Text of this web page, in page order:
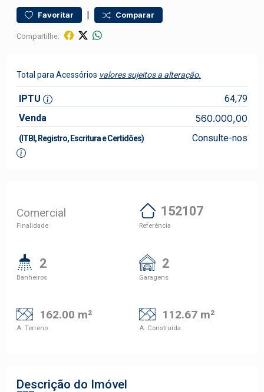
Favoritar | Comparar
Compartilhe:
Total para Acessórios valores sujeitos a alteração.
IPTU
64,79
Venda
560.000,00
(ITBI, Registro, Escritura e Certidões) Consulte-nos
Comercial
Finalidade
152107
Referência
2
Banheiros
2
Garagens
162.00 m²
A. Terreno
112.67 m²
A. Construída
Descrição do Imóvel